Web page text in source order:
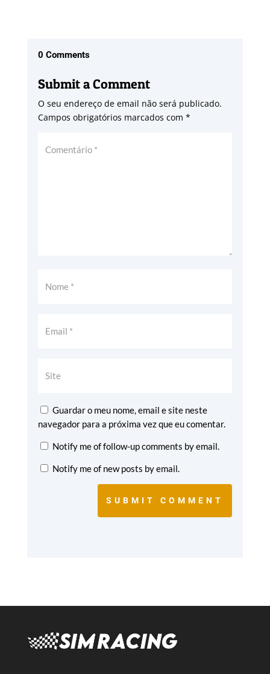
0 Comments
Submit a Comment
O seu endereço de email não será publicado.
Campos obrigatórios marcados com *
Guardar o meu nome, email e site neste
navegador para a próxima vez que eu comentar.
Notify me of follow-up comments by email.
Notify me of new posts by email.
SUBMIT COMMENT